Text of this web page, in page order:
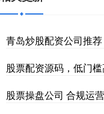
青岛炒股配资公司推荐
股票配资源码，低门
股票操盘公司 合规运